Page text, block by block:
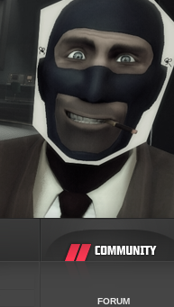
FORUM